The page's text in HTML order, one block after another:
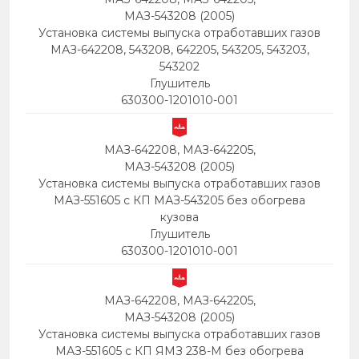
МАЗ-543208 (2005)
Установка системы выпуска отработавших газов
МАЗ-642208, 543208, 642205, 543205, 543203,
543202
Глушитель
630300-1201010-001
МАЗ-642208, МАЗ-642205,
МАЗ-543208 (2005)
Установка системы выпуска отработавших газов
МАЗ-551605 с КП МАЗ-543205 без обогрева
кузова
Глушитель
630300-1201010-001
МАЗ-642208, МАЗ-642205,
МАЗ-543208 (2005)
Установка системы выпуска отработавших газов
МАЗ-551605 с КП ЯМЗ 238-М без обогрева